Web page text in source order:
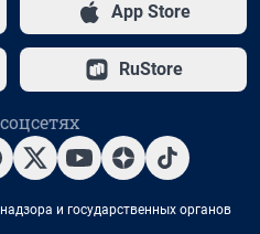
App Store
RuStore
и государственных органов